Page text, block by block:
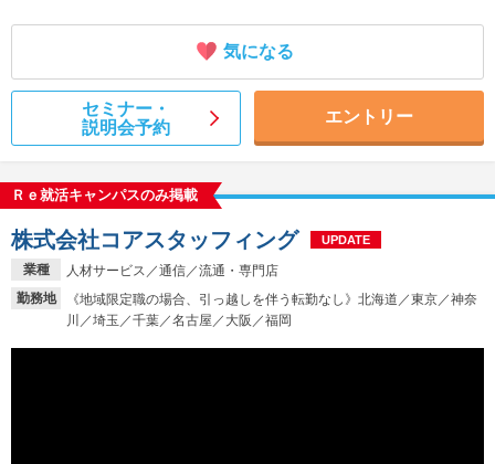
気になる
セミナー・
説明会予約
エントリー
Ｒｅ就活キャンパスのみ掲載
業種
人材サービス／通信／流通・専門店
勤務地
《地域限定職の場合、引っ越しを伴う転勤なし》北海道／東京／神奈
川／埼玉／千葉／名古屋／大阪／福岡
株式会社コアスタッフィング UPDATE